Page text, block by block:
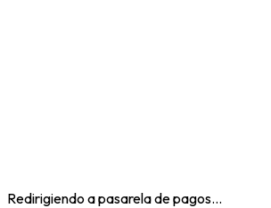
Redirigiendo a pasarela de pagos...